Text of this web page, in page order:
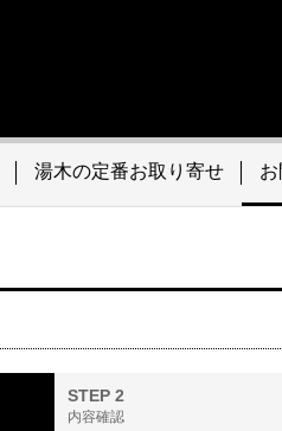
湯木の定番お取り寄せ
STEP 2
内容確認